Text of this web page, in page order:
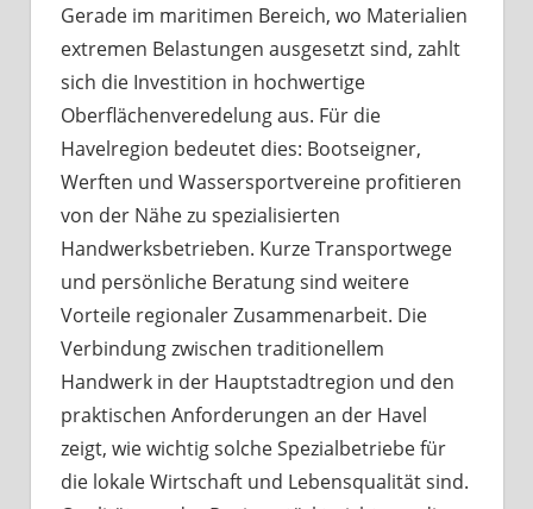
Gerade im maritimen Bereich, wo Materialien
extremen Belastungen ausgesetzt sind, zahlt
sich die Investition in hochwertige
Oberflächenveredelung aus. Für die
Havelregion bedeutet dies: Bootseigner,
Werften und Wassersportvereine profitieren
von der Nähe zu spezialisierten
Handwerksbetrieben. Kurze Transportwege
und persönliche Beratung sind weitere
Vorteile regionaler Zusammenarbeit. Die
Verbindung zwischen traditionellem
Handwerk in der Hauptstadtregion und den
praktischen Anforderungen an der Havel
zeigt, wie wichtig solche Spezialbetriebe für
die lokale Wirtschaft und Lebensqualität sind.